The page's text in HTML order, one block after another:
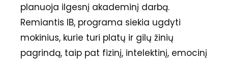
planuoja ilgesnį akademinį darbą.
Remiantis IB, programa siekia ugdyti
mokinius, kurie turi platų ir gilų žinių
pagrindą, taip pat fizinį, intelektinį, emocinį